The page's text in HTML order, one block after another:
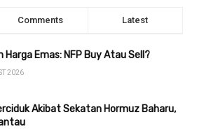
Comments Latest
Harga Emas: NFP Buy Atau Sell?
2026
Akibat Sekatan Hormuz Baharu,